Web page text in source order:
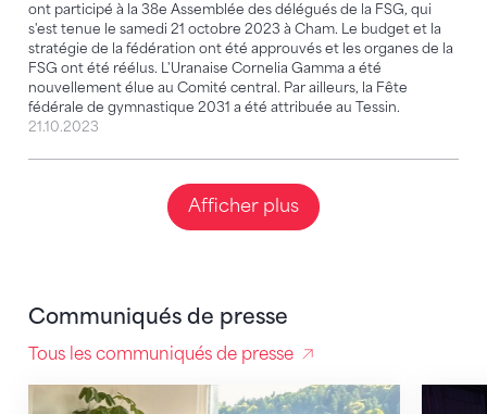
ont participé à la 38e Assemblée des délégués de la FSG, qui
s'est tenue le samedi 21 octobre 2023 à Cham. Le budget et la
stratégie de la fédération ont été approuvés et les organes de la
FSG ont été réélus. L'Uranaise Cornelia Gamma a été
nouvellement élue au Comité central. Par ailleurs, la Fête
fédérale de gymnastique 2031 a été attribuée au Tessin.
21.10.2023
Afficher plus
Communiqués de presse
Tous les communiqués de presse
Finances en ligne de mire : assurer durablement la